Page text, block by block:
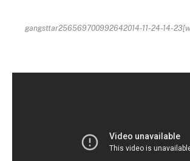
gangsttar256569700992642014-11-24-14-